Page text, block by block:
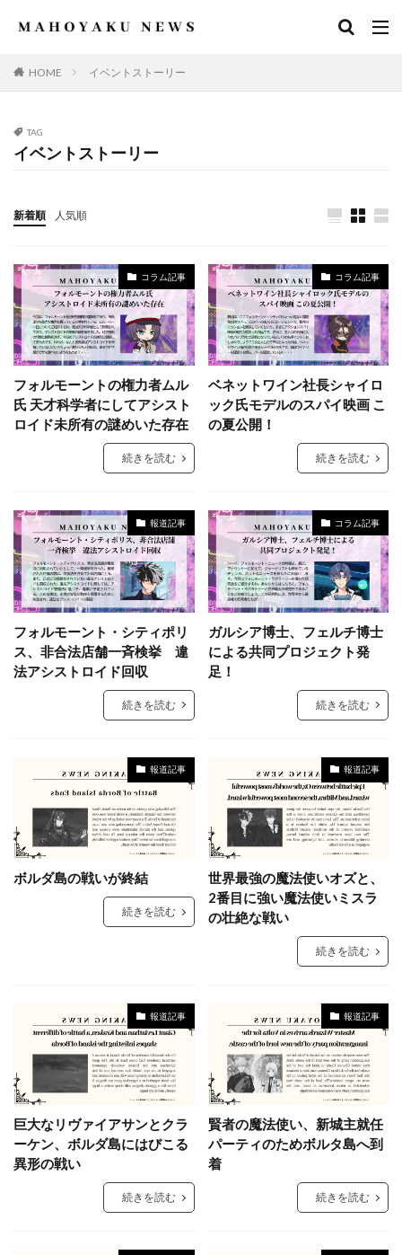
HOME イベントストーリー
TAG
イベントストーリー
新着順 人気順
コラム記事
フォルモーントの権力者ムル
氏 天才科学者にしてアシスト
ロイド未所有の謎めいた存在
続きを読む
コラム記事
ベネットワイン社長シャイロ
ック氏モデルのスパイ映画 こ
の夏公開！
続きを読む
報道記事
フォルモーント・シティポリ
ス、非合法店舗一斉検挙 違
法アシストロイド回収
続きを読む
コラム記事
ガルシア博士、フェルチ博士
による共同プロジェクト発
足！
続きを読む
報道記事
ボルダ島の戦いが終結
続きを読む
報道記事
世界最強の魔法使いオズと、
2番目に強い魔法使いミスラ
の壮絶な戦い
続きを読む
報道記事
巨大なリヴァイアサンとクラ
ーケン、ボルダ島にはびこる
異形の戦い
続きを読む
報道記事
賢者の魔法使い、新城主就任
パーティのためボルタ島へ到
着
続きを読む